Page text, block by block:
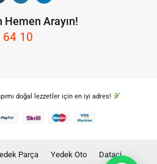
Hemen Arayın!
10
doğal lezzetler için en iyi adres!
Parça Yedek Oto Dataci